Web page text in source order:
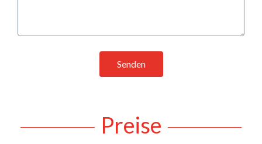
Senden
Preise